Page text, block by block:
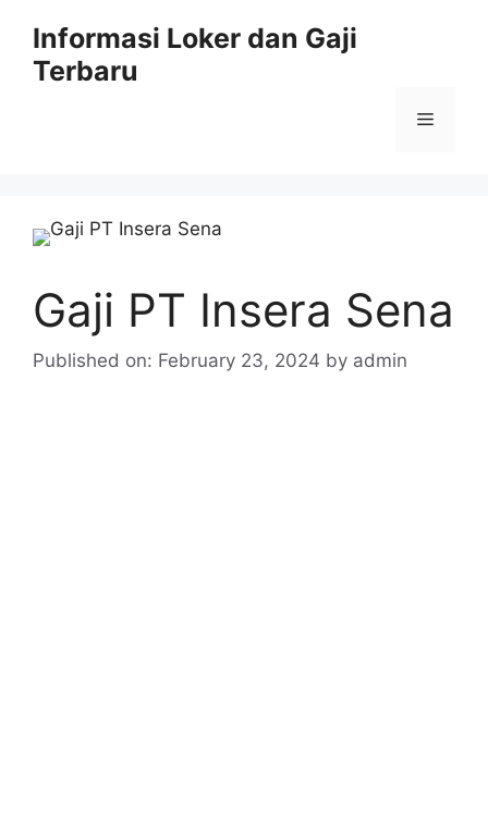
content
Informasi Loker dan Gaji
Terbaru
Menu
Gaji PT Insera Sena
Published on: February 23, 2024 by admin